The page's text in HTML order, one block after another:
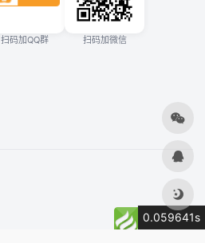
扫码加QQ群 扫码加微信
0.059641s